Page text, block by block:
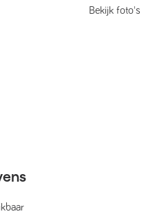
Bekijk foto's